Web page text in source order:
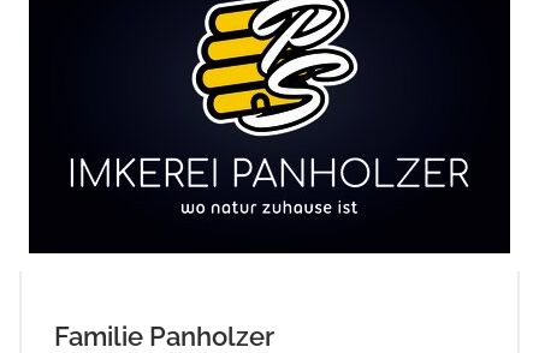
Familie Panholzer